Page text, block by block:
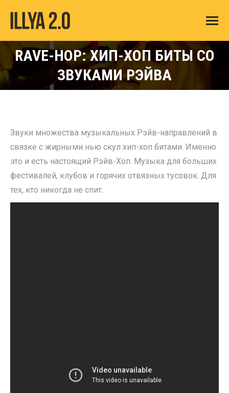
RAVE-HOP: ХИП-ХОП БИТЫ СО
ЗВУКАМИ РЭЙВА
You are here:
Звуки множества музыкальных Рэйв-направлений в
связке с жирными нью скул хип-хоп битами. Именно
это и есть настоящий Рэйв-Хоп. Музыка для больших
фестивалей, клубов и горячих отвязных тусовок. Для
тех, кто никогда не спит.